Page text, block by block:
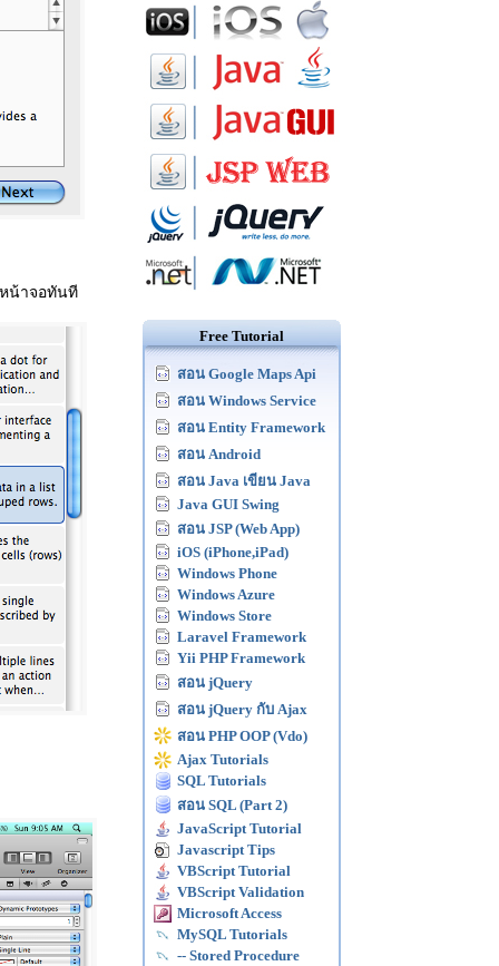
หน้าจอทันที
Free Tutorial
สอน Google Maps Api
สอน Windows Service
สอน Entity Framework
สอน Android
สอน Java เขียน Java
Java GUI Swing
สอน JSP (Web App)
iOS (iPhone,iPad)
Windows Phone
Windows Azure
Windows Store
Laravel Framework
Yii PHP Framework
สอน jQuery
สอน jQuery กับ Ajax
สอน PHP OOP (Vdo)
Ajax Tutorials
SQL Tutorials
สอน SQL (Part 2)
JavaScript Tutorial
Javascript Tips
VBScript Tutorial
VBScript Validation
Microsoft Access
MySQL Tutorials
-- Stored Procedure